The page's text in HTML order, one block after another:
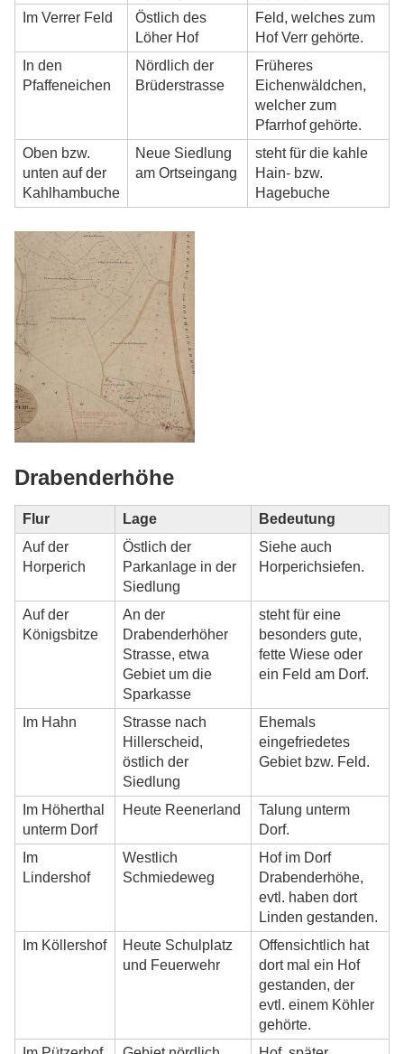
Im Verrer Feld
Östlich des
Löher Hof
Feld, welches zum
Hof Verr gehörte.
In den
Pfaffeneichen
Nördlich der
Brüderstrasse
Früheres
Eichenwäldchen,
welcher zum
Pfarrhof gehörte.
Oben bzw.
unten auf der
Kahlhambuche
Neue Siedlung
am Ortseingang
steht für die kahle
Hain- bzw.
Hagebuche
Drabenderhöhe
Flur Lage
Bedeutung
Auf der
Horperich
Östlich der
Parkanlage in der
Siedlung
Siehe auch
Horperichsiefen.
Auf der
Königsbitze
An der
Drabenderhöher
Strasse, etwa
Gebiet um die
Sparkasse
steht für eine
besonders gute,
fette Wiese oder
ein Feld am Dorf.
Im Hahn
Strasse nach
Hillerscheid,
östlich der
Siedlung
Ehemals
eingefriedetes
Gebiet bzw. Feld.
Im Höherthal
unterm Dorf
Heute Reenerland
Talung unterm
Dorf.
Im
Lindershof
Westlich
Schmiedeweg
Hof im Dorf
Drabenderhöhe,
evtl. haben dort
Linden gestanden.
Im Köllershof
Heute Schulplatz
und Feuerwehr
Offensichtlich hat
dort mal ein Hof
gestanden, der
evtl. einem Köhler
gehörte.